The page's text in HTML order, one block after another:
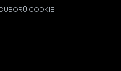
COOKIE